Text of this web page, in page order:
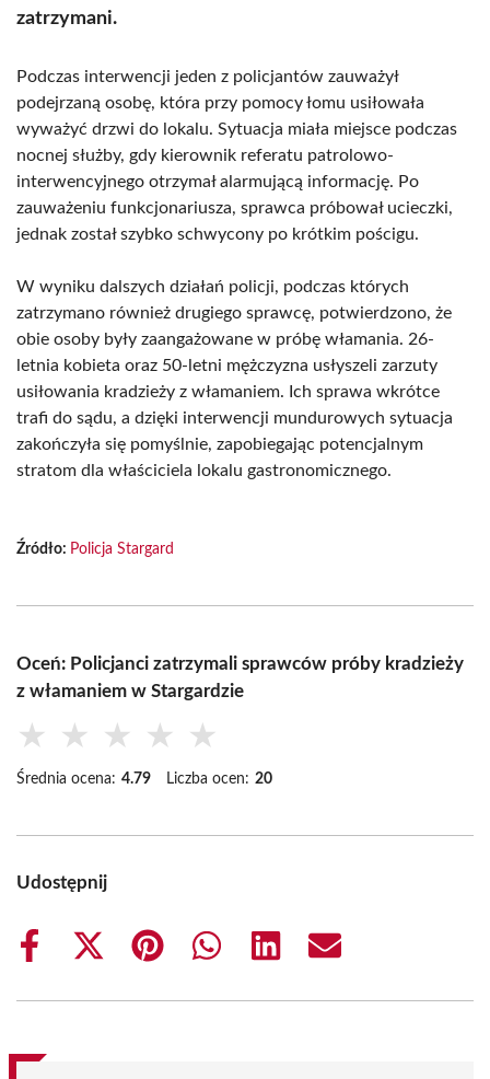
zatrzymani.
Podczas interwencji jeden z policjantów zauważył
podejrzaną osobę, która przy pomocy łomu usiłowała
wyważyć drzwi do lokalu. Sytuacja miała miejsce podczas
nocnej służby, gdy kierownik referatu patrolowo-
interwencyjnego otrzymał alarmującą informację. Po
zauważeniu funkcjonariusza, sprawca próbował ucieczki,
jednak został szybko schwycony po krótkim pościgu.
W wyniku dalszych działań policji, podczas których
zatrzymano również drugiego sprawcę, potwierdzono, że
obie osoby były zaangażowane w próbę włamania. 26-
letnia kobieta oraz 50-letni mężczyzna usłyszeli zarzuty
usiłowania kradzieży z włamaniem. Ich sprawa wkrótce
trafi do sądu, a dzięki interwencji mundurowych sytuacja
zakończyła się pomyślnie, zapobiegając potencjalnym
stratom dla właściciela lokalu gastronomicznego.
Źródło: Policja Stargard
Oceń: Policjanci zatrzymali sprawców próby kradzieży
z włamaniem w Stargardzie
★ ★ ★ ★ ★
Średnia ocena: 4.79 Liczba ocen: 20
Udostępnij
Share
Share
(Twitter)
Share
Share
Share
Share